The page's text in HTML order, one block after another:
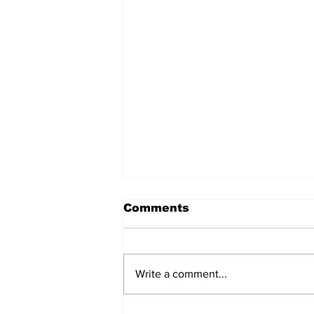
Portland Timbers-
Puebla
Comments
Write a comment...